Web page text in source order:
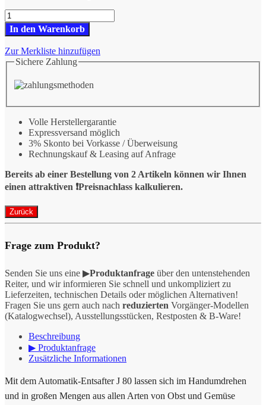
Robot-
Coupe
J
80
Entsafter
56000B
Menge
In den Warenkorb
Zur Merkliste hinzufügen
Sichere Zahlung
Volle Herstellergarantie
Expressversand möglich
3% Skonto bei Vorkasse / Überweisung
Rechnungskauf & Leasing auf Anfrage
Bereits ab einer Bestellung von 2 Artikeln können wir Ihnen
einen attraktiven ❗️Preisnachlass kalkulieren.
Frage zum Produkt?
Senden Sie uns eine ▶Produktanfrage über den untenstehenden
Reiter, und wir informieren Sie schnell und unkompliziert zu
Lieferzeiten, technischen Details oder möglichen Alternativen!
Fragen Sie uns gern auch nach reduzierten Vorgänger-Modellen
(Katalogwechsel), Ausstellungsstücken, Restposten & B-Ware!
Beschreibung
▶ Produktanfrage
Zusätzliche Informationen
Mit dem Automatik-Entsafter J 80 lassen sich im Handumdrehen
und in großen Mengen aus allen Arten von Obst und Gemüse